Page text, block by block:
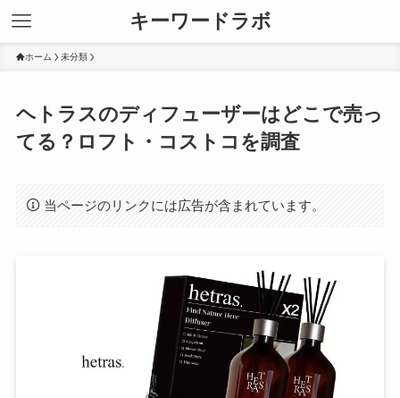
キーワードラボ
ホーム 未分類
ヘトラスのディフューザーはどこで売っ
てる？ロフト・コストコを調査
当ページのリンクには広告が含まれています。